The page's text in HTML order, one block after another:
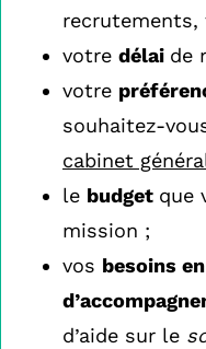
votre délai de
votre
souhaitez-
cabinet
le budget que
mission ;
vos besoins
d’aide sur le